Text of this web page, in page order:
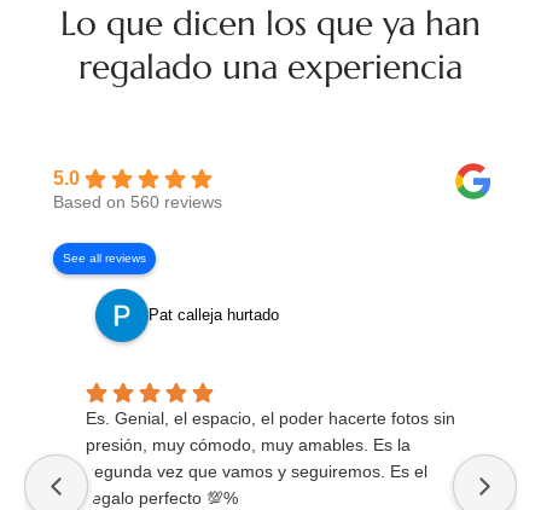
Lo que dicen los que ya han
regalado una experiencia
5.0
Based on 560 reviews
See all reviews
Pat calleja hurtado
Es. Genial, el espacio, el poder hacerte fotos sin
presión, muy cómodo, muy amables. Es la
segunda vez que vamos y seguiremos. Es el
regalo perfecto 💯%